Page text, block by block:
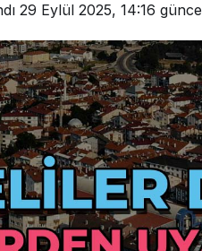
29 Eylül 2025, 14:16
Üniversitesi Ekibi
Ses Verdi